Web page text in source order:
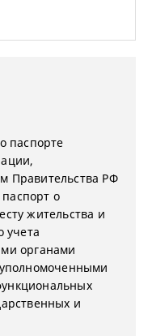
паспорте
Правительства РФ
о
жительства и
учета
органами
и